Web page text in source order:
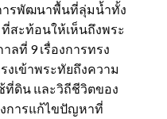
ารพัฒนาพื้นที่ลุ่มน้ำทั้ง
สะท้อนให้เห็นถึงพระ
ลที่ 9 เรื่องการทรง
เข้าพระทัยถึงความ
ที่ดิน และวิถีชีวิตของ
การแก้ไขปัญหาที่